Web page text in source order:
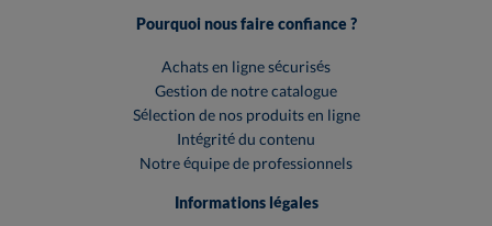
Pourquoi nous faire confiance ?
Achats en ligne sécurisés
Gestion de notre catalogue
Sélection de nos produits en ligne
Intégrité du contenu
Notre équipe de professionnels
Informations légales